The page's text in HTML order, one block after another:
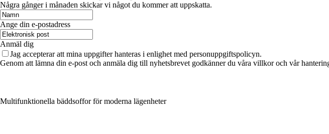
Några gånger i månaden skickar vi något du kommer att uppskatta.
Ange din e-postadress
Anmäl dig
Jag accepterar att mina uppgifter hanteras i enlighet med personuppgiftspolicyn.
Genom att lämna din e-post och anmäla dig till nyhetsbrevet godkänner du våra villkor och vår
Multifunktionella bäddsoffor för moderna lägenheter